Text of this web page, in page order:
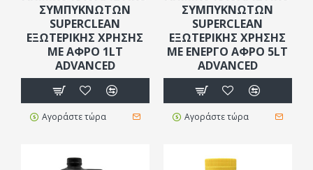
ΣΥΜΠΥΚΝΩΤΏΝ
SUPERCLEAN
ΕΞΩΤΕΡΙΚΉΣ ΧΡΉΣΗΣ
ΜΕ ΑΦΡΌ 1LT
ADVANCED
Αγοράστε τώρα
ΣΥΜΠΥΚΝΩΤΏΝ
SUPERCLEAN
ΕΞΩΤΕΡΙΚΉΣ ΧΡΉΣΗΣ
ΜΕ ΕΝΕΡΓΌ ΑΦΡΌ 5LT
ADVANCED
Αγοράστε τώρα